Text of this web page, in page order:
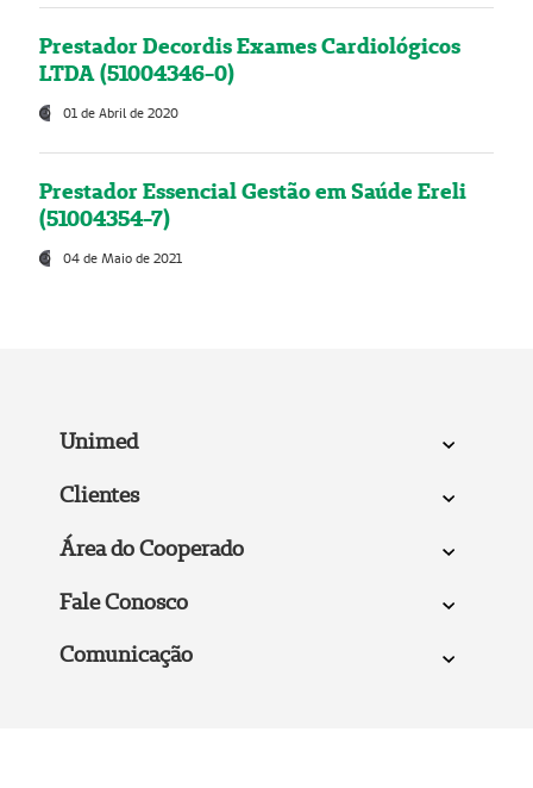
Prestador Decordis Exames Cardiológicos
LTDA (51004346-0)
01 de Abril de 2020
Prestador Essencial Gestão em Saúde Ereli
(51004354-7)
04 de Maio de 2021
Unimed
Clientes
Área do Cooperado
Fale Conosco
Comunicação